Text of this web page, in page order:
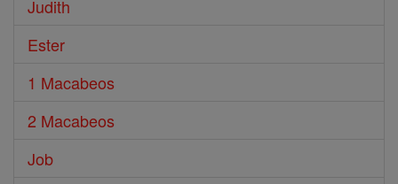
Judith
Ester
1 Macabeos
2 Macabeos
Job